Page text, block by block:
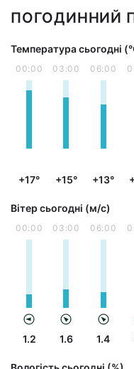
ПОГОДИННИЙ
Температура сьогодні
00:00
+17°
03:00
+15°
06:00
+13°
Вітер сьогодні (м/с)
00:00
1.2
03:00
1.6
06:00
1.4